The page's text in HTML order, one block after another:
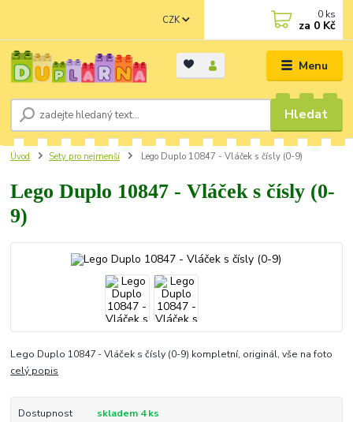
Menu
CZK
Hledat
0 ks
za 0 Kč
Úvod Sety pro nejmenší Lego Duplo 10847 - Vláček s čísly (0-9)
Lego Duplo 10847 - Vláček s čísly (0-
9)
Lego Duplo 10847 - Vláček s čísly (0-9) kompletní, originál, vše na foto
celý popis
Dostupnost skladem 4 ks